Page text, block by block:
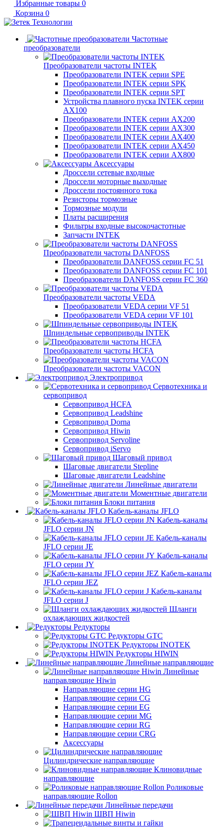
Избранные товары 0
Корзина 0
Частотные
преобразователи
Преобразователи частоты INTEK
Преобразователи INTEK серии SPE
Преобразователи INTEK серии SPK
Преобразователи INTEK серии SPT
Устройства плавного пуска INTEK серии
AX100
Преобразователи INTEK серии AX200
Преобразователи INTEK серии AX300
Преобразователи INTEK серии AX400
Преобразователи INTEK серии AX450
Преобразователи INTEK серии AX800
Аксессуары
Дроссели сетевые входные
Дроссели моторные выходные
Дроссели постоянного тока
Резисторы тормозные
Тормозные модули
Платы расширения
Фильтры входные высокочастотные
Запчасти INTEK
Преобразователи частоты DANFOSS
Преобразователи DANFOSS серии FC 51
Преобразователи DANFOSS серии FC 101
Преобразователи DANFOSS серии FC 360
Преобразователи частоты VEDA
Преобразователи VEDA серии VF 51
Преобразователи VEDA серии VF 101
Шпиндельные сервоприводы INTEK
Преобразователи частоты HCFA
Преобразователи частоты VACON
Электропривод
Сервотехника и
сервопривод
Сервопривод HCFA
Сервопривод Leadshine
Сервопривод Dorna
Сервопривод Hiwin
Сервопривод Servoline
Сервопривод iServo
Шаговый привод
Шаговые двигатели Stepline
Шаговые двигатели Leadshine
Линейные двигатели
Моментные двигатели
Блоки питания
Кабель-каналы JFLO
Кабель-каналы
JFLO серии JN
Кабель-каналы
JFLO серии JE
Кабель-каналы
JFLO серии JY
Кабель-каналы
JFLO серии JEZ
Кабель-каналы
JFLO серии J
Шланги
охлаждающих жидкостей
Редукторы
Редукторы GTC
Редукторы INOTEK
Редукторы HIWIN
Линейные направляющие
Линейные
направляющие Hiwin
Направляющие серии HG
Направляющие серии CG
Направляющие серии EG
Направляющие серии MG
Направляющие серии RG
Направляющие серии CRG
Аксессуары
Цилиндрические направляющие
Клиновидные
направляющие
Роликовые
направляющие Rollon
Линейные передачи
ШВП Hiwin